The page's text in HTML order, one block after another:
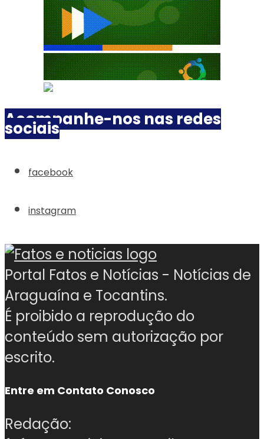
Acompanhe-nos nas redes
sociais
facebook
instagram
Portal Fatos e Notícias - Notícias de
Araguaína e Tocantins.
É proibido a reprodução do
conteúdo sem autorização por
escrito.
Entre em Contato Conosco
Redação: